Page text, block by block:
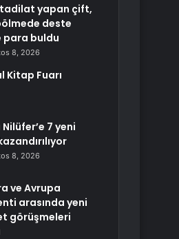
tadilat yapan çift,
deste
para buldu
8, 2026
Kitap Fuarı
7 yeni
8, 2026
ve Avrupa
arasında yeni
görüşmeleri